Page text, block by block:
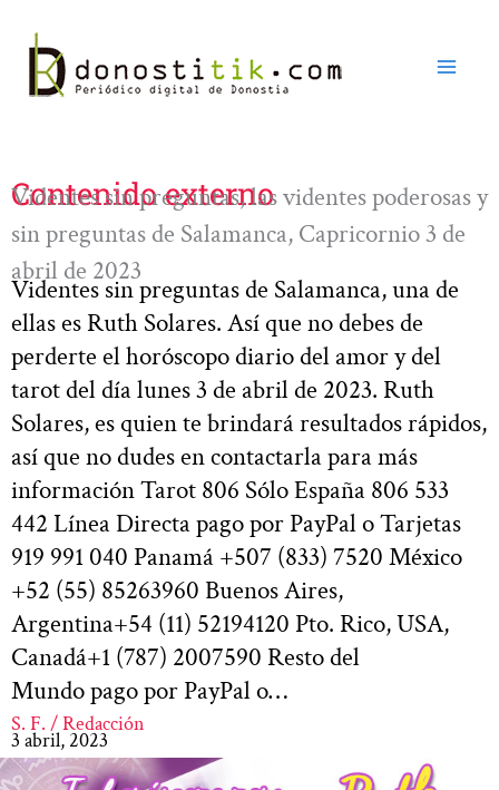
contenido
Contenido externo
Videntes sin preguntas, las videntes poderosas y
sin preguntas de Salamanca, Capricornio 3 de
abril de 2023
Videntes sin preguntas de Salamanca, una de
ellas es Ruth Solares. Así que no debes de
perderte el horóscopo diario del amor y del
tarot del día lunes 3 de abril de 2023. Ruth
Solares, es quien te brindará resultados rápidos,
así que no dudes en contactarla para más
información Tarot 806 Sólo España 806 533
442 Línea Directa pago por PayPal o Tarjetas
919 991 040 Panamá +507 (833) 7520 México
+52 (55) 85263960 Buenos Aires,
Argentina+54 (11) 52194120 Pto. Rico, USA,
Canadá+1 (787) 2007590 Resto del
Mundo pago por PayPal o…
S. F. / Redacción
3 abril, 2023